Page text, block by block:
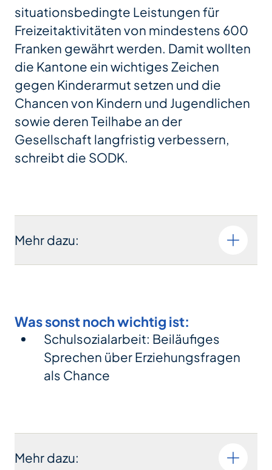
situationsbedingte Leistungen für
Freizeitaktivitäten von mindestens 600
Franken gewährt werden. Damit wollten
die Kantone ein wichtiges Zeichen
gegen Kinderarmut setzen und die
Chancen von Kindern und Jugendlichen
sowie deren Teilhabe an der
Gesellschaft langfristig verbessern,
schreibt die SODK.
Mehr dazu:
Was sonst noch wichtig ist:
Schulsozialarbeit: Beiläufiges
Sprechen über Erziehungsfragen
als Chance
Mehr dazu: